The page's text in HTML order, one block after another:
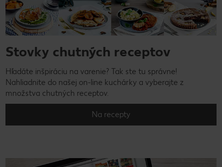
Stovky chutných receptov
Hľadáte inšpiráciu na varenie? Tak ste tu správne!
Nahliadnite do našej on-line kuchárky a vyberajte z
množstva chutných receptov.
Na recepty